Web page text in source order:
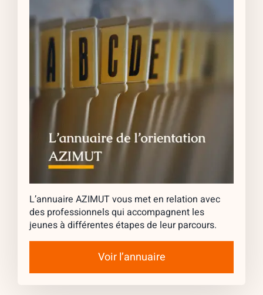
L’annuaire AZIMUT vous met en relation avec
des professionnels qui accompagnent les
jeunes à différentes étapes de leur parcours.
Voir l’annuaire